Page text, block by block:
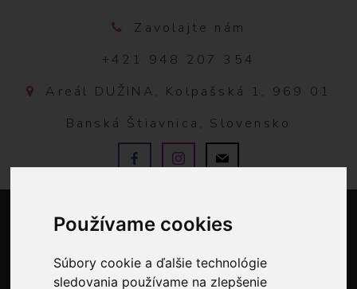
Používame cookies
Súbory cookie a ďalšie technológie
sledovania používame na zlepšenie
Zavolajte nám
+421 948 207 354
Areál DUŽINA, Kolpašská 1, 969 01
Banská Štiavnica, Slovensko